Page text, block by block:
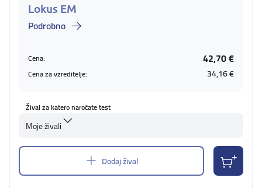
Lokus EM
Podrobno
Cena: 42,70 €
Cena za vzreditelje: 34,16 €
Žival za katero naročate test
Moje živali
Dodaj žival